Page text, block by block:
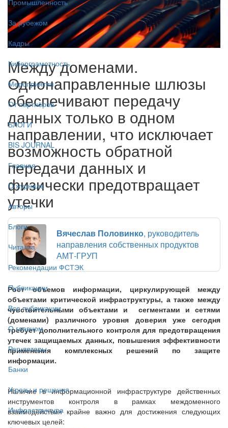
Промышленность
За рубежом
Кадры
Киберграмотность
Мероприятия
От партнёров
БЛОГИ
BIS JOURNAL
Главная
О журнале
Авторы
Блоги
Читалка
Рекомендации ФСТЭК
Публикации
Все публикации
О главном
Регуляторы
Банки
Угрозы и решения
Инфраструктура
Между доменами.
Однонаправленные шлюзы
обеспечивают передачу
данных только в одном
направлении, что исключает
возможность обратной
передачи данных и
физически предотвращает
утечки
Вячеслав Половинко, руководитель
направления собственных продуктов
АМТ-ГРУП
Рост объемов информации, циркулирующей между
объектами критической инфраструктуры, а также между
чувствительными объектами и сегментами и сетями
(доменами) различного уровня доверия уже сегодня
требует дополнительного контроля для предотвращения
утечек защищаемых данных, повышения эффективности
применения комплексных решений по защите
информации.
Наличие в информационной инфраструктуре действенных
инструментов контроля в рамках междоменного
взаимодействия крайне важно для достижения следующих
ключевых целей: